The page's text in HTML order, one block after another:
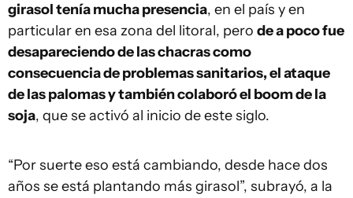
girasol tenía mucha presencia, en el país y en
particular en esa zona del litoral, pero de a poco fue
desapareciendo de las chacras como
consecuencia de problemas sanitarios, el ataque
de las palomas y también colaboró el boom de la
soja, que se activó al inicio de este siglo.
“Por suerte eso está cambiando, desde hace dos
años se está plantando más girasol”, subrayó, a la